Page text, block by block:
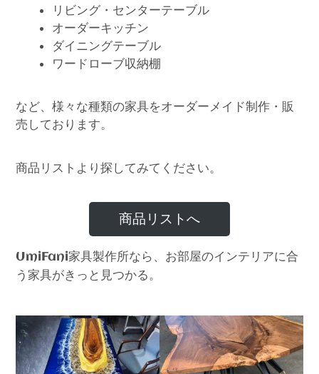
リビング・センターテーブル
オーダーキッチン
ダイニングテーブル
ワードローブ収納棚
など、様々な種類の家具をオーダーメイド制作・販
売しております。
商品リストより探してみてください。
商品リストへ
UmiFani家具製作所なら、お部屋のインテリアに合
う家具がきっと見つかる。